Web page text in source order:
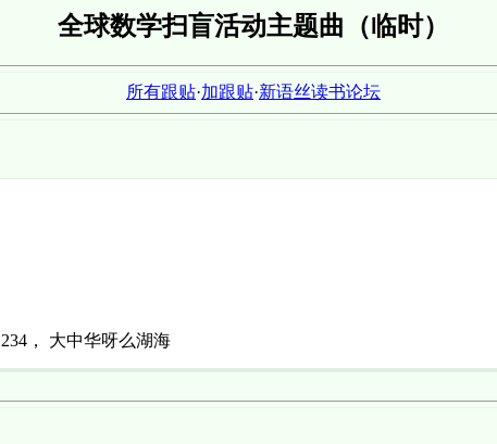
全球数学扫盲活动主题曲（临时）
所有跟贴·加跟贴·新语丝读书论坛
， 大中华呀么湖海